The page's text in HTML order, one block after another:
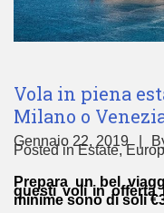
Vola in piena
Milano o
Gennaio 22, 2019
Posted inEstate,
Prepara un bel
questi voli in offerta
minime sono di soli